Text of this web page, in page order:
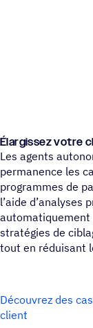
Élar­gis­sez votre
Les agents
permanence les
programmes de
l’aide d’analyses
automatiquement
stratégies de
tout en réduisant
Découvrez des
client